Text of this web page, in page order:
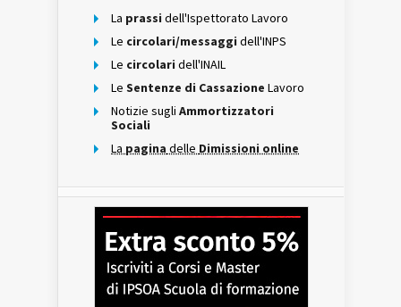
La prassi dell'Ispettorato Lavoro
Le circolari/messaggi dell'INPS
Le circolari dell'INAIL
Le Sentenze di Cassazione Lavoro
Notizie sugli Ammortizzatori
Sociali
La pagina delle Dimissioni online